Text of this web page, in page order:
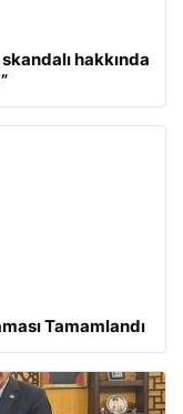
hakkında
Tamamlandı